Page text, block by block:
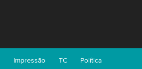
Impressão TC Política